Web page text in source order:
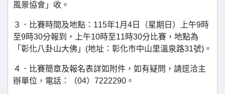
風景協會」收。
３．比賽時間及地點：115年1月4日（星期日）上午9時
至9時30分報到，上午10時至11時30分比賽，地點為
「彰化八卦山大佛」(地址：彰化市中山里溫泉路31號)。
４．比賽簡章及報名表詳如附件，如有疑問，請逕洽主
辦單位，電話：（04）7222290。